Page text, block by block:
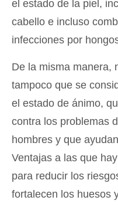
el estado de la piel,
cabello e incluso
infecciones por
De la misma manera,
tampoco que se
el estado de ánimo,
contra los problemas
hombres y que
Ventajas a las que
para reducir los
fortalecen los huesos